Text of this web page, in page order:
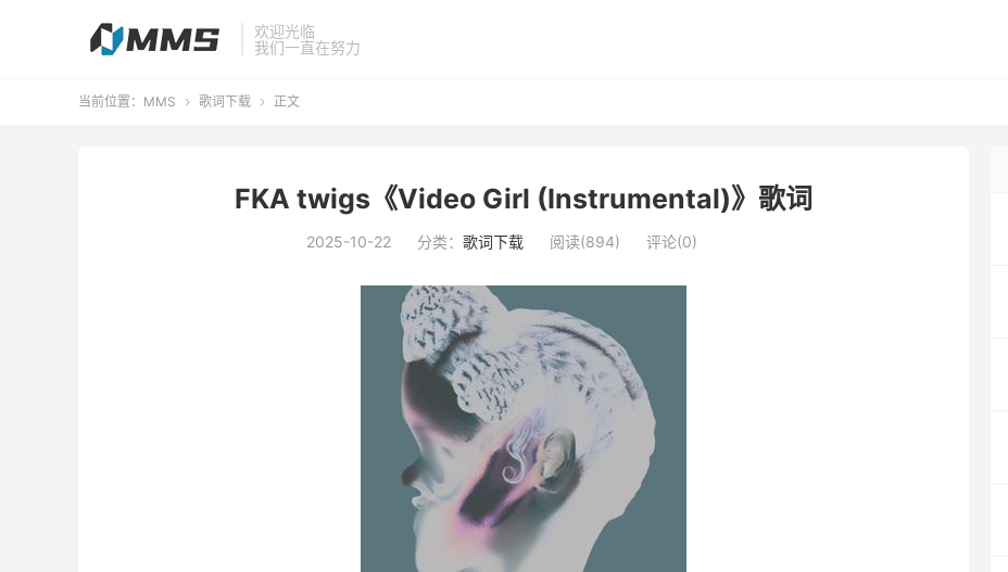
欢迎光临
我们一直在努力
当前位置： MMS  歌词下载  正文
FKA twigs《Video Girl (Instrumental)》歌词
2025-10-22 分类： 歌词下载 阅读(894) 评论(0)